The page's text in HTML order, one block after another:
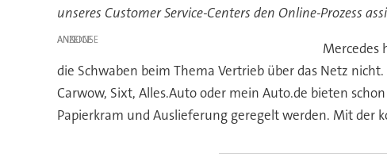
unseres Customer Service-Centers den Online-Prozess
ANZEIGE
Mercedes
die Schwaben beim Thema Vertrieb über das Netz
Carwow, Sixt, Alles.Auto oder mein Auto.de bieten
Papierkram und Auslieferung geregelt werden. Mit der